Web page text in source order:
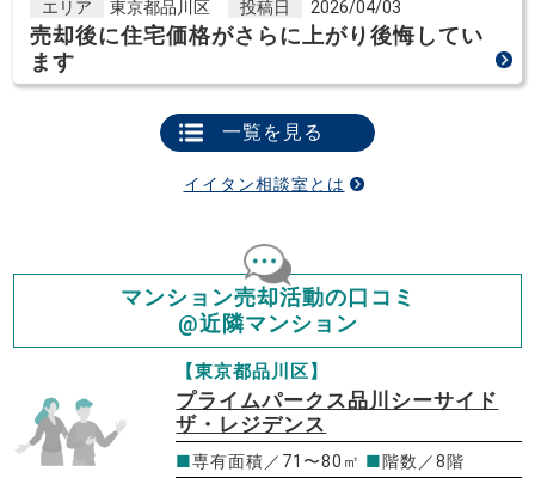
エリア
東京都品川区 投稿日 2026/04/03
売却後に住宅価格がさらに上がり後悔してい
ます
一覧を見る
イイタン相談室とは
マンション売却活動の口コミ
@近隣マンション
【東京都品川区】
プライムパークス品川シーサイド
ザ・レジデンス
■専有面積／71〜80㎡ ■階数／8階